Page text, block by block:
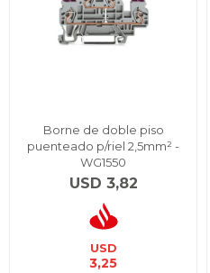
Borne de doble piso
puenteado p/riel 2,5mm² -
WG1550
USD 3,82
USD
3,25